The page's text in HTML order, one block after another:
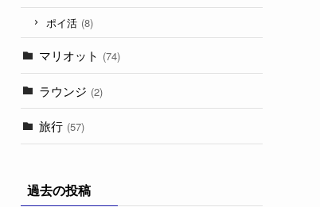
ポイ活 (8)
マリオット (74)
ラウンジ (2)
旅行 (57)
過去の投稿